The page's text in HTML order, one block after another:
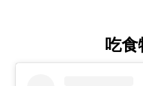
吃食